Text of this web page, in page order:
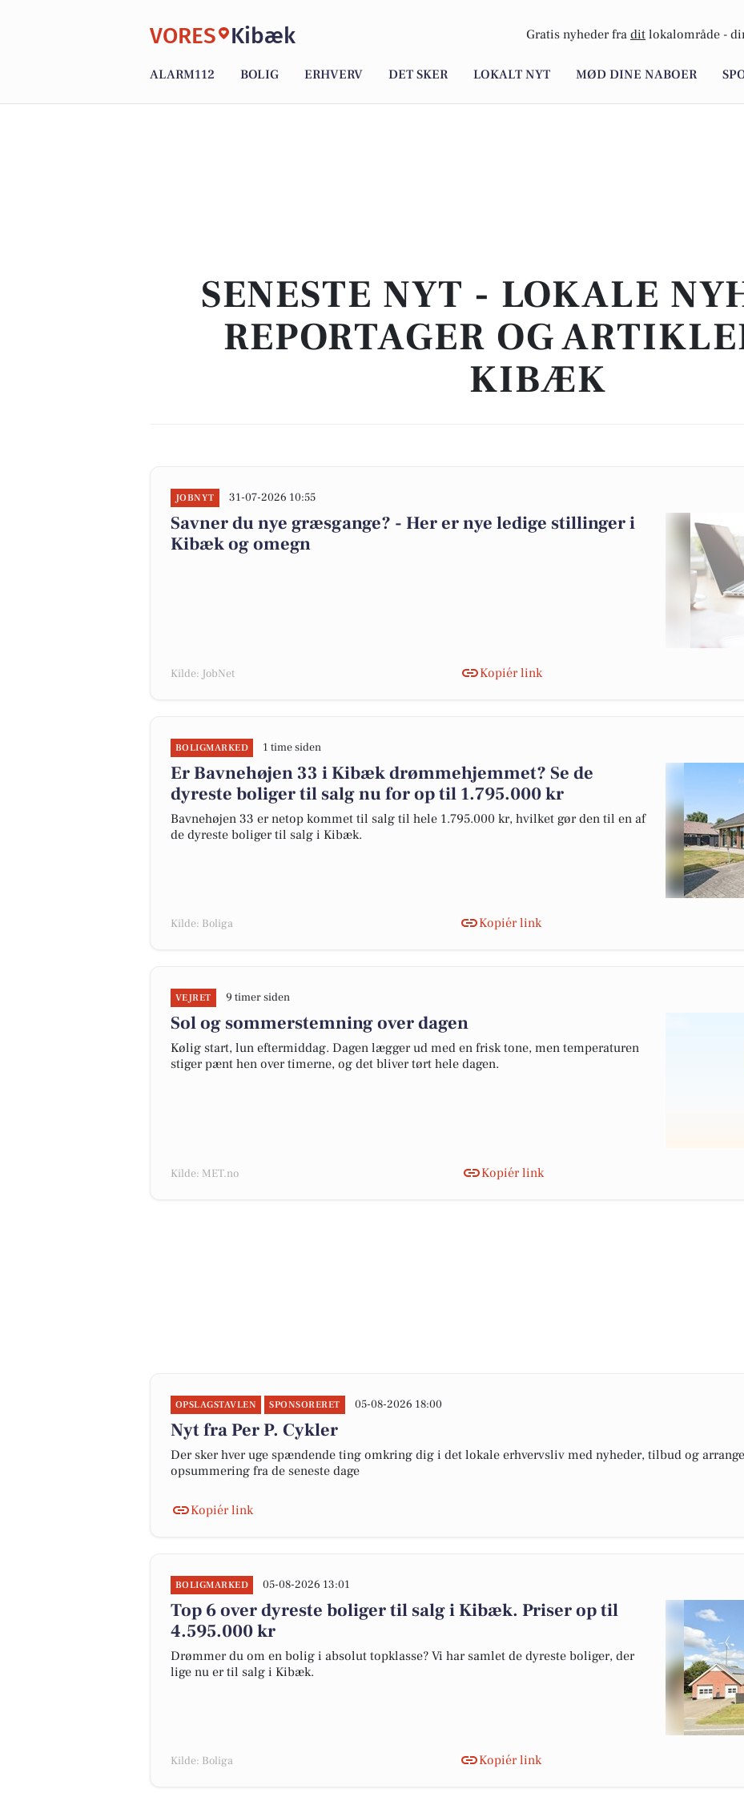
VORES Kibæk Gratis nyheder fra dit lokalområde -
ALARM112 BOLIG ERHVERV DET SKER LOKALT NYT MØD DINE NABOER
SENESTE NYT - LOKALE
REPORTAGER OG
KIBÆK
JOBNYT 31-07-2026 10:55
Savner du nye græsgange? - Her er nye ledige stillinger i
Kibæk og omegn
Kilde: JobNet Kopiér link
BOLIGMARKED 1 time siden
Er Bavnehøjen 33 i Kibæk drømmehjemmet? Se de
dyreste boliger til salg nu for op til 1.795.000 kr
Bavnehøjen 33 er netop kommet til salg til hele 1.795.000 kr, hvilket gør den til en af
de dyreste boliger til salg i Kibæk.
Kilde: Boliga Kopiér link
VEJRET 9 timer siden
Sol og sommerstemning over dagen
Kølig start, lun eftermiddag. Dagen lægger ud med en frisk tone, men temperaturen
stiger pænt hen over timerne, og det bliver tørt hele dagen.
Kilde: MET.no Kopiér link
OPSLAGSTAVLEN SPONSORERET 05-08-2026 18:00
Nyt fra Per P. Cykler
Der sker hver uge spændende ting omkring dig i det lokale erhvervsliv med nyheder, tilbud og
opsummering fra de seneste dage
Kopiér link
BOLIGMARKED 05-08-2026 13:01
Top 6 over dyreste boliger til salg i Kibæk. Priser op til
4.595.000 kr
Drømmer du om en bolig i absolut topklasse? Vi har samlet de dyreste boliger, der
lige nu er til salg i Kibæk.
Kilde: Boliga Kopiér link